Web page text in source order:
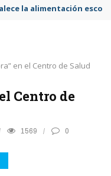
lesionado tras chocar
en el Centro de Salud
Centro de
1569 0